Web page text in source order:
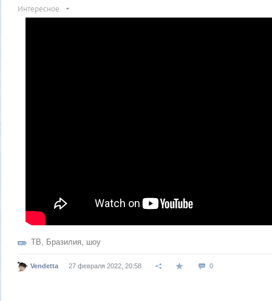
Интересное
ТВ, Бразилия, шоу
Vendetta 27 февраля 2022, 20:58 0